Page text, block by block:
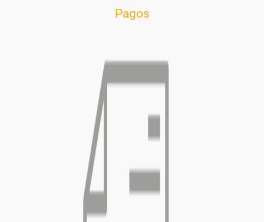
Pagos